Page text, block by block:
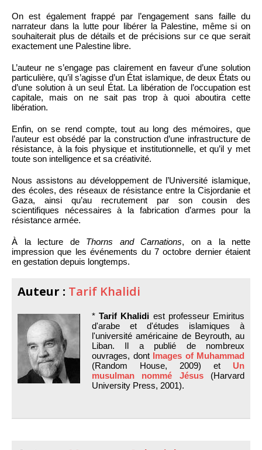
On est également frappé par l’engagement sans faille du
narrateur dans la lutte pour libérer la Palestine, même si on
souhaiterait plus de détails et de précisions sur ce que serait
exactement une Palestine libre.
L’auteur ne s’engage pas clairement en faveur d’une solution
particulière, qu’il s’agisse d’un État islamique, de deux États ou
d’une solution à un seul État. La libération de l’occupation est
capitale, mais on ne sait pas trop à quoi aboutira cette
libération.
Enfin, on se rend compte, tout au long des mémoires, que
l’auteur est obsédé par la construction d’une infrastructure de
résistance, à la fois physique et institutionnelle, et qu’il y met
toute son intelligence et sa créativité.
Nous assistons au développement de l’Université islamique,
des écoles, des réseaux de résistance entre la Cisjordanie et
Gaza, ainsi qu’au recrutement par son cousin des
scientifiques nécessaires à la fabrication d’armes pour la
résistance armée.
À la lecture de Thorns and Carnations, on a la nette
impression que les événements du 7 octobre dernier étaient
en gestation depuis longtemps.
Auteur : Tarif Khalidi
*Tarif Khalidi est professeur Emiritus
d'arabe et d'études islamiques à
l'université américaine de Beyrouth, au
Liban. Il a publié de nombreux
ouvrages, dont Images of Muhammad
(Random House, 2009) et Un
musulman nommé Jésus (Harvard
University Press, 2001).